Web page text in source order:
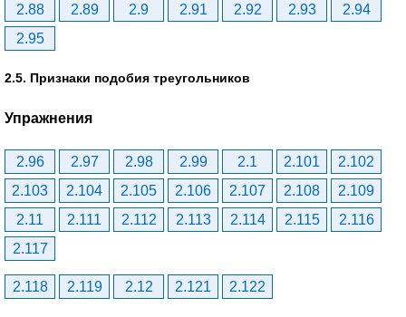
2.88 2.89 2.9 2.91 2.92 2.93
2.94
2.95
2.5. Признаки подобия треугольников
Упражнения
2.96 2.97 2.98 2.99 2.1 2.101
2.102
2.103
2.104 2.105 2.106 2.107 2.108
2.109
2.11
2.111 2.112 2.113 2.114 2.115
2.116
2.117
2.118 2.119 2.12 2.121 2.122